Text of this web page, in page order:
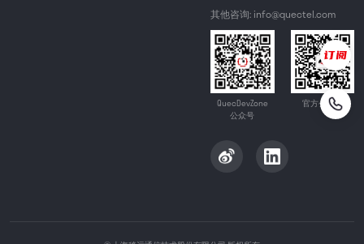
其他咨询: info@quectel.com
QuecDevZone
公众号
官方公众号